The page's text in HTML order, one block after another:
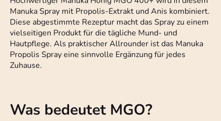
Manuka Spray mit Propolis-Extrakt und Anis kombiniert.
Diese abgestimmte Rezeptur macht das Spray zu einem
vielseitigen Produkt für die tägliche Mund- und
Hautpflege. Als praktischer Allrounder ist das Manuka
Propolis Spray eine sinnvolle Ergänzung für jedes
Zuhause.
Was bedeutet MGO?